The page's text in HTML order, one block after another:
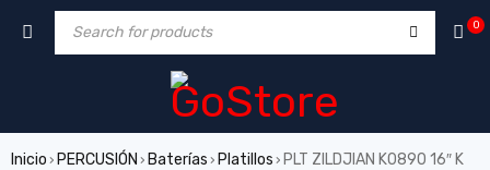
0
Inicio › PERCUSIÓN › Baterías › Platillos › PLT ZILDJIAN K0890 16″ K